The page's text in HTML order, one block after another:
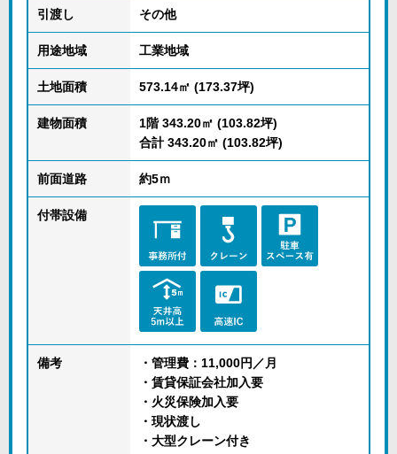
引渡し その他
用途地域 工業地域
土地面積 573.14㎡ (173.37坪)
建物面積
1階 343.20㎡ (103.82坪)
合計 343.20㎡ (103.82坪)
前面道路 約5ｍ
付帯設備
備考
・管理費：11,000円／月
・賃貸保証会社加入要
・火災保険加入要
・現状渡し
・大型クレーン付き